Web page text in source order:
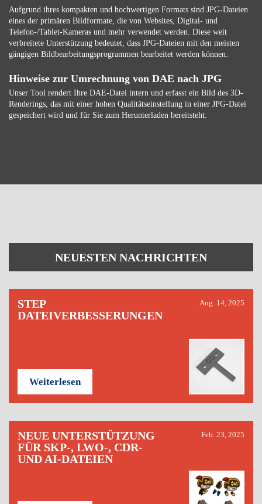
Aufgrund ihres kompakten und hochwertigen Formats sind JPG-Dateien
eines der primären Bildformate, die von Websites, Digital- und
Telefon-/Tablet-Kameras und mehr verwendet werden. Diese weit
verbreitete Unterstützung bedeutet, dass JPG-Dateien mit den meisten
gängigen Bildbearbeitungsprogrammen bearbeitet werden können.
Hinweise zur Umrechnung von DAE nach JPG
Unser Tool rendert Ihre DAE-Datei intern und erfasst ein Bild des 3D-
Renderings, das mit einer hohen Qualitätseinstellung in einer JPG-Datei
gespeichert wird und für Sie zum Herunterladen bereitsteht.
NEUESTEN NACHRICHTEN
STEP
DATEIVERBESSERUNGEN
Aug. 14, 2025
Weiterlesen
NEUE UNTERSTÜTZUNG
FÜR SKP-, LWO-, CDR-
UND AI-DATEIEN
Feb. 23, 2025